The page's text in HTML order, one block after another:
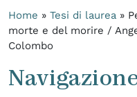
Home » Tesi di laurea »
morte e del morire /
Colombo